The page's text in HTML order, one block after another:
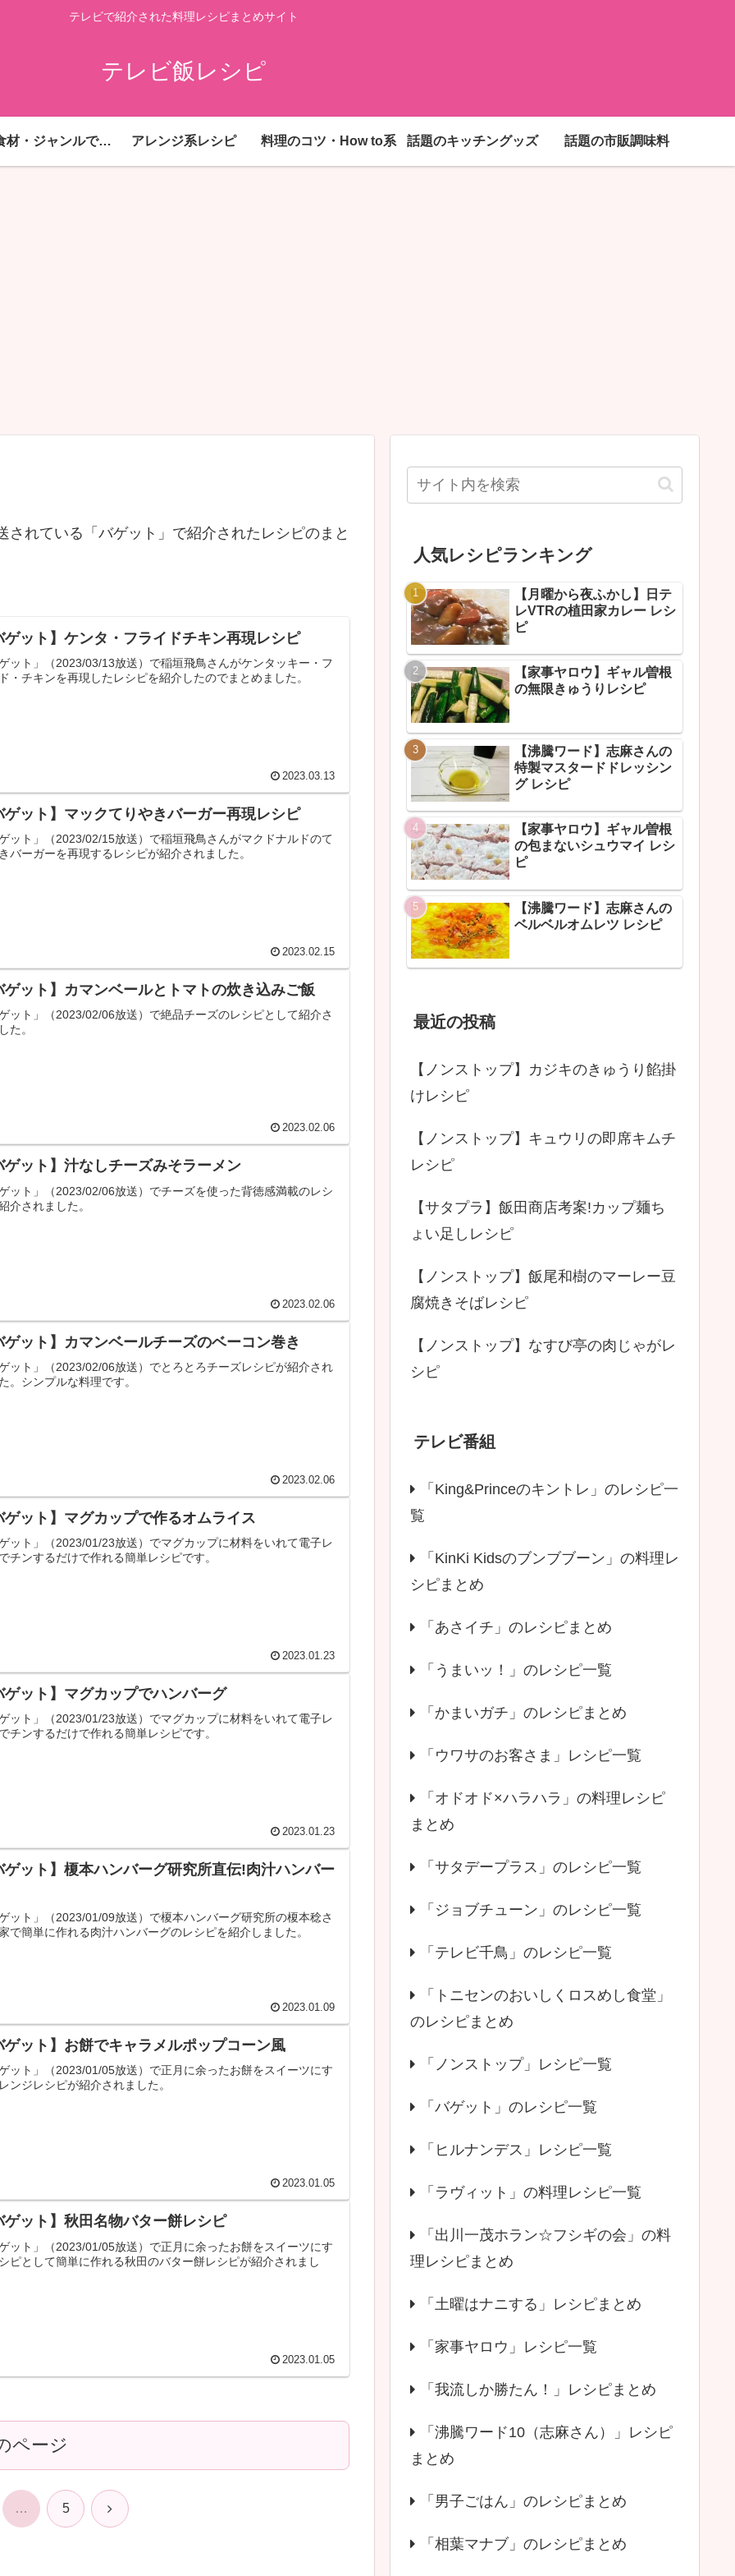
テレビで紹介された料理レシピまとめサイト
テレビ飯レシピ
主要食材・ジャンルで探す アレンジ系レシピ 料理のコツ・How to系 話題のキッチングッズ 話題の市販調味料
れている「バゲット」で紹介されたレシピのまと
ゲット】ケンタ・フライドチキン再現レシピ
ット」（2023/03/13放送）で稲垣飛鳥さんがケンタッキー・フ
・チキンを再現したレシピを紹介したのでまとめました。
2023.03.13
ゲット】マックてりやきバーガー再現レシピ
ット」（2023/02/15放送）で稲垣飛鳥さんがマクドナルドのて
バーガーを再現するレシピが紹介されました。
2023.02.15
ゲット】カマンベールとトマトの炊き込みご飯
ット」（2023/02/06放送）で絶品チーズのレシピとして紹介さ
た。
2023.02.06
ゲット】汁なしチーズみそラーメン
ット」（2023/02/06放送）でチーズを使った背徳感満載のレシ
介されました。
2023.02.06
ゲット】カマンベールチーズのベーコン巻き
ット」（2023/02/06放送）でとろとろチーズレシピが紹介され
。シンプルな料理です。
2023.02.06
ゲット】マグカップで作るオムライス
ット」（2023/01/23放送）でマグカップに材料をいれて電子レ
チンするだけで作れる簡単レシピです。
2023.01.23
ゲット】マグカップでハンバーグ
ット」（2023/01/23放送）でマグカップに材料をいれて電子レ
チンするだけで作れる簡単レシピです。
2023.01.23
ゲット】榎本ハンバーグ研究所直伝!肉汁ハンバー
ット」（2023/01/09放送）で榎本ハンバーグ研究所の榎本稔さ
で簡単に作れる肉汁ハンバーグのレシピを紹介しました。
2023.01.09
ゲット】お餅でキャラメルポップコーン風
ット」（2023/01/05放送）で正月に余ったお餅をスイーツにす
ンジレシピが紹介されました。
2023.01.05
ゲット】秋田名物バター餅レシピ
ット」（2023/01/05放送）で正月に余ったお餅をスイーツにす
ピとして簡単に作れる秋田のバター餅レシピが紹介されまし
2023.01.05
ページ
… 5 次
人気レシピランキング
【月曜から夜ふかし】日テ
レVTRの植田家カレー レシ
ピ
【家事ヤロウ】ギャル曽根
の無限きゅうりレシピ
【沸騰ワード】志麻さんの
特製マスタードドレッシン
グ レシピ
【家事ヤロウ】ギャル曽根
の包まないシュウマイ レシ
ピ
【沸騰ワード】志麻さんの
ベルベルオムレツ レシピ
最近の投稿
【ノンストップ】カジキのきゅうり餡掛
けレシピ
【ノンストップ】キュウリの即席キムチ
レシピ
【サタプラ】飯田商店考案!カップ麺ち
ょい足しレシピ
【ノンストップ】飯尾和樹のマーレー豆
腐焼きそばレシピ
【ノンストップ】なすび亭の肉じゃがレ
シピ
テレビ番組
「King&Princeのキントレ」のレシピ一
覧
「KinKi Kidsのブンブブーン」の料理レ
シピまとめ
「あさイチ」のレシピまとめ
「うまいッ！」のレシピ一覧
「かまいガチ」のレシピまとめ
「ウワサのお客さま」レシピ一覧
「オドオド×ハラハラ」の料理レシピ
まとめ
「サタデープラス」のレシピ一覧
「ジョブチューン」のレシピ一覧
「テレビ千鳥」のレシピ一覧
「トニセンのおいしくロスめし食堂」
のレシピまとめ
「ノンストップ」レシピ一覧
「バゲット」のレシピ一覧
「ヒルナンデス」レシピ一覧
「ラヴィット」の料理レシピ一覧
「出川一茂ホラン☆フシギの会」の料
理レシピまとめ
「土曜はナニする」レシピまとめ
「家事ヤロウ」レシピ一覧
「我流しか勝たん！」レシピまとめ
「沸騰ワード10（志麻さん）」レシピ
まとめ
「男子ごはん」のレシピまとめ
「相葉マナブ」のレシピまとめ